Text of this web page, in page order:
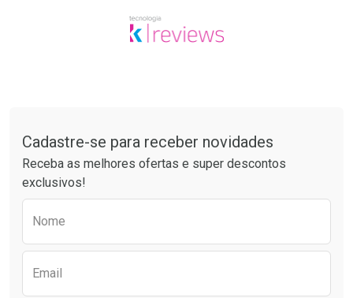
Cadastre-se para receber novidades
Receba as melhores ofertas e super descontos
exclusivos!
Nome
Email